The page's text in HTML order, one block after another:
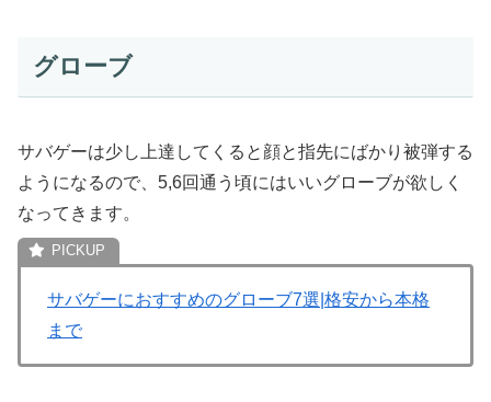
グローブ
サバゲーは少し上達してくると顔と指先にばかり被弾する
ようになるので、5,6回通う頃にはいいグローブが欲しく
なってきます。
サバゲーにおすすめのグローブ7選|格安から本格
まで